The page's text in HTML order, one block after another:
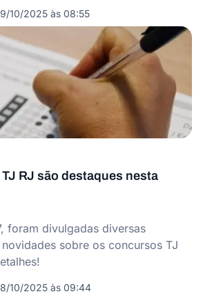
10/2025 às 08:55
RJ são destaques nesta
foram divulgadas diversas
sobre os concursos TJ
10/2025 às 09:44